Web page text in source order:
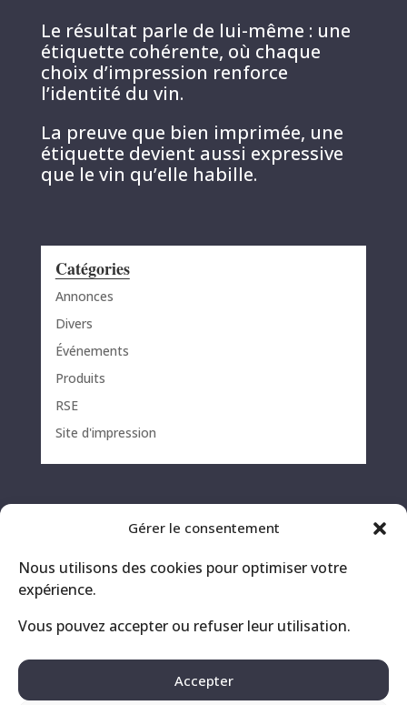
Gérer le consentement
Nous utilisons des cookies pour optimiser votre
expérience.
Vous pouvez accepter ou refuser leur utilisation.
Accepter
Le résultat parle de lui-même : une
étiquette cohérente, où chaque
choix d’impression renforce
l’identité du vin.
La preuve que bien imprimée, une
étiquette devient aussi expressive
que le vin qu’elle habille.
Catégories
Annonces
Divers
Événements
Produits
RSE
Site d'impression
Contact
Mentions légales